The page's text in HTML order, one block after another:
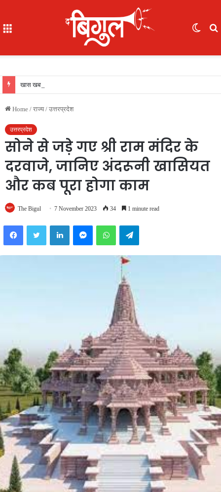
Home / राज्य / उत्तरप्रदेश
उत्तरप्रदेश
सोने से जड़े गए श्री राम मंदिर के
दरवाजे, जानिए अंदरूनी खासियत
और कब पूरा होगा काम
The Bigul 7 November 2023 34 1 minute read
FacebookTwitter LinkedInMessengerWhatsAppTelegram